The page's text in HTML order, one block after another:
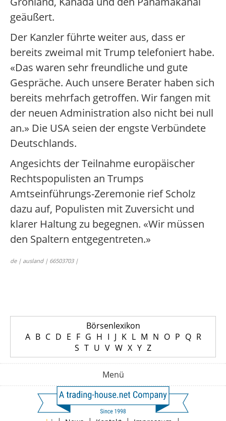
geäußert.
Der Kanzler führte weiter aus, dass er
bereits zweimal mit Trump telefoniert habe.
«Das waren sehr freundliche und gute
Gespräche. Auch unsere Berater haben sich
bereits mehrfach getroffen. Wir fangen mit
der neuen Administration also nicht bei null
an.» Die USA seien der engste Verbündete
Deutschlands.
Angesichts der Teilnahme europäischer
Rechtspopulisten an Trumps
Amtseinführungs-Zeremonie rief Scholz
dazu auf, Populisten mit Zuversicht und
klarer Haltung zu begegnen. «Wir müssen
den Spaltern entgegentreten.»
de | ausland | 66503703 |
Börsenlexikon
A B C D E F G H I J K L M N O P Q R
S T U V W X Y Z
Menü